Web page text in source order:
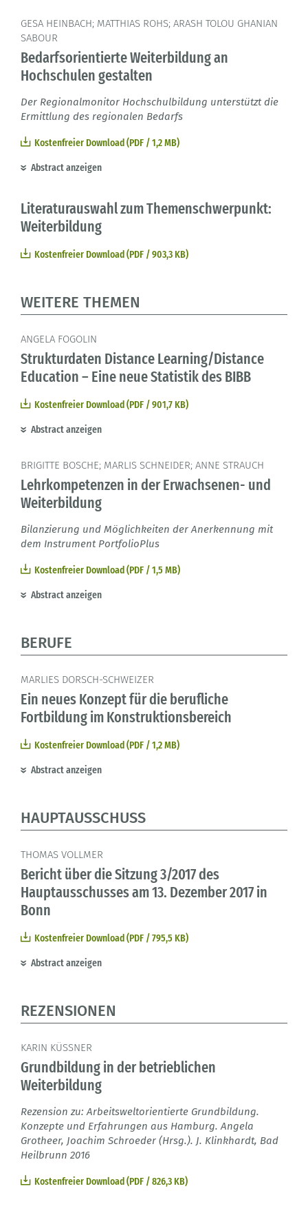
GESA HEINBACH; MATTHIAS ROHS; ARASH TOLOU GHANIAN
SABOUR
Bedarfsorientierte Weiterbildung an
Hochschulen gestalten
Der Regionalmonitor Hochschulbildung unterstützt die
Ermittlung des regionalen Bedarfs
Kostenfreier Download (PDF / 1,2 MB)
Abstract anzeigen
Literaturauswahl zum Themenschwerpunkt:
Weiterbildung
Kostenfreier Download (PDF / 903,3 KB)
WEITERE THEMEN
ANGELA FOGOLIN
Strukturdaten Distance Learning/Distance
Education – Eine neue Statistik des BIBB
Kostenfreier Download (PDF / 901,7 KB)
Abstract anzeigen
BRIGITTE BOSCHE; MARLIS SCHNEIDER; ANNE STRAUCH
Lehrkompetenzen in der Erwachsenen- und
Weiterbildung
Bilanzierung und Möglichkeiten der Anerkennung mit
dem Instrument PortfolioPlus
Kostenfreier Download (PDF / 1,5 MB)
Abstract anzeigen
BERUFE
MARLIES DORSCH-SCHWEIZER
Ein neues Konzept für die berufliche
Fortbildung im Konstruktionsbereich
Kostenfreier Download (PDF / 1,2 MB)
Abstract anzeigen
HAUPTAUSSCHUSS
THOMAS VOLLMER
Bericht über die Sitzung 3/2017 des
Hauptausschusses am 13. Dezember 2017 in
Bonn
Kostenfreier Download (PDF / 795,5 KB)
Abstract anzeigen
REZENSIONEN
KARIN KÜSSNER
Grundbildung in der betrieblichen
Weiterbildung
Rezension zu: Arbeitsweltorientierte Grundbildung.
Konzepte und Erfahrungen aus Hamburg. Angela
Grotheer, Joachim Schroeder (Hrsg.). J. Klinkhardt, Bad
Heilbrunn 2016
Kostenfreier Download (PDF / 826,3 KB)